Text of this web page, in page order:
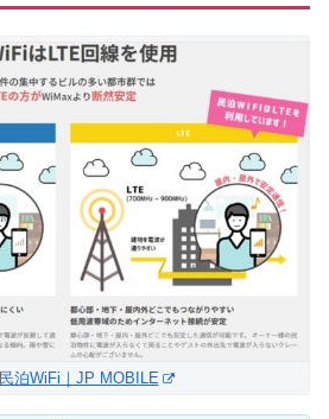
民泊WiFi｜JP MOBILE